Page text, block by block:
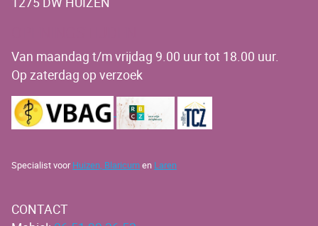
Van maandag t/m vrijdag 9.00 uur tot 18.00 uur.
Op zaterdag op verzoek
Specialist voor Huizen, Blaricumen Laren
CONTACT